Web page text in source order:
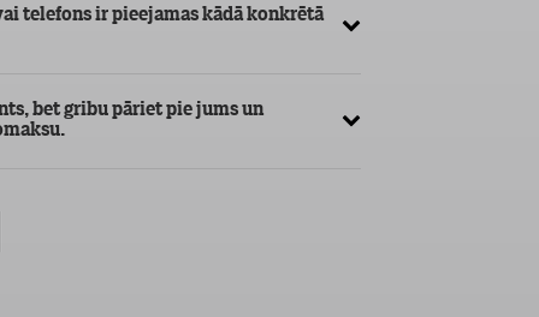
telefons ir pieejamas kādā konkrētā
bet gribu pāriet pie jums un